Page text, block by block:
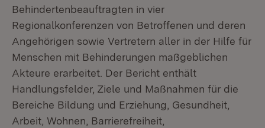
Behindertenbeauftragten in vier
Regionalkonferenzen von Betroffenen und deren
Angehörigen sowie Vertretern aller in der Hilfe für
Menschen mit Behinderungen maßgeblichen
Akteure erarbeitet. Der Bericht enthält
Handlungsfelder, Ziele und Maßnahmen für die
Bereiche Bildung und Erziehung, Gesundheit,
Arbeit, Wohnen, Barrierefreiheit,